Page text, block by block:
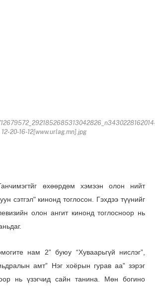
12-20-16-12[www.urlag.mn].jpg
өхөөрдөм хэмээн олон нийт
сэтгэл" кинонд тоглосон. Гэхдээ түүнийг
олон ангит кинонд тоглосноор нь
нам 2” буюу “Хуваарьгүй нислэг”,
амт” Нэг хоёрын гурав аа” зэрэг
нь үзэгчид сайн танина. Мөн богино